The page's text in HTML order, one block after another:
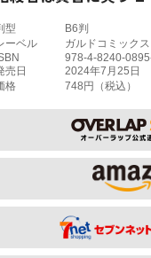
コミックエッセイ
型
B6判
ーベル
ガルドコミックス
978-4-8240-
売日
2024年7月25日
格
748円（税込）